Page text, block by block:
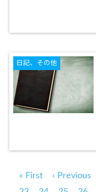
日記、その他
« First ‹ Previous